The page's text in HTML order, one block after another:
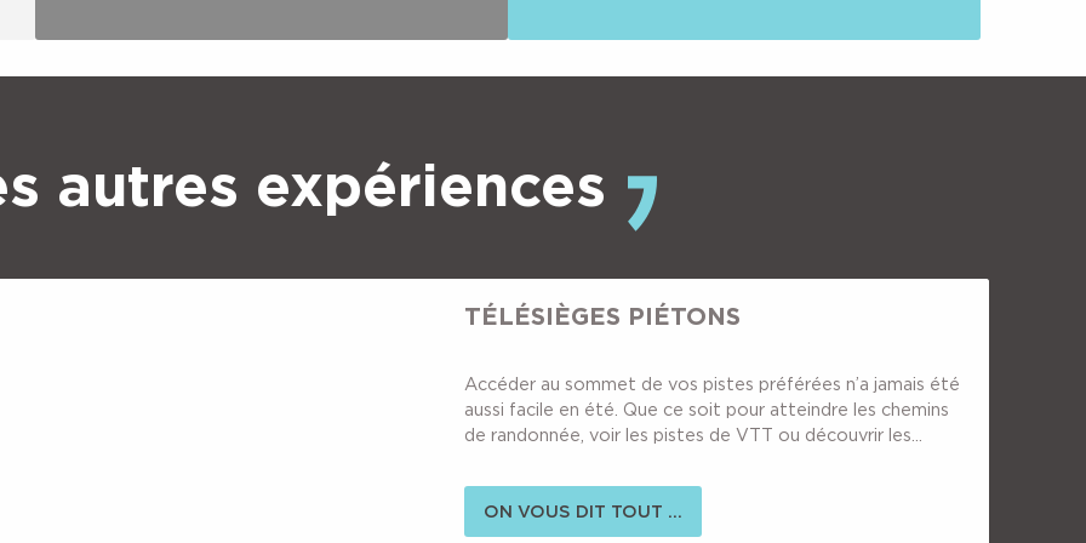
autres expériences
TÉLÉSIÈGES PIÉTONS
Accéder au sommet de vos pistes préférées n’a jamais été
aussi facile en été. Que ce soit pour atteindre les chemins
de randonnée, voir les pistes de VTT ou découvrir les...
ON VOUS DIT TOUT ...